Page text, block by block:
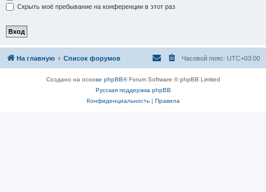
Скрыть моё пребывание на конференции в этот раз
На главную Список форумов Часовой пояс: UTC+03:00
Создано на основе phpBB® Forum Software © phpBB Limited
Русская поддержка phpBB
Конфиденциальность| Правила